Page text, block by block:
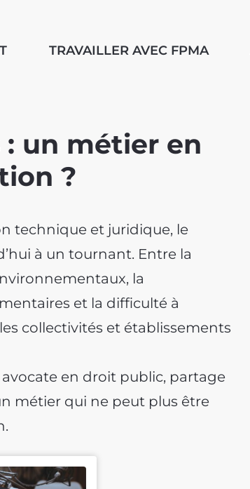
TRAVAILLER AVEC FPMA
un métier en
?
technique et juridique, le
à un tournant. Entre la
la
et la difficulté à
collectivités et établissements
en droit public, partage
métier qui ne peut plus être